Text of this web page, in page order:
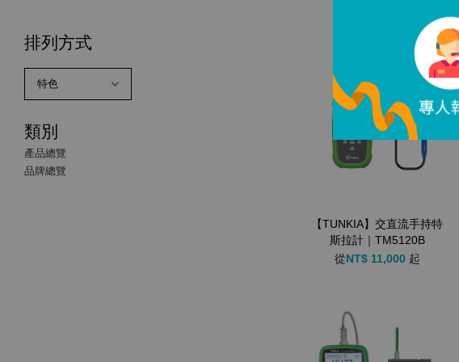
排列方式
類別
產品總覽
品牌總覽
【TUNKIA】交直流手持特
斯拉計｜TM5120B
從NT$ 11,000 起